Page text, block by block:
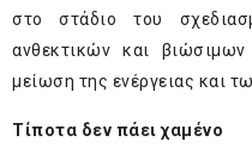
στο στάδιο του
ανθεκτικών και
μείωση της ενέργειας και
Τίποτα δεν πάει χαμένο